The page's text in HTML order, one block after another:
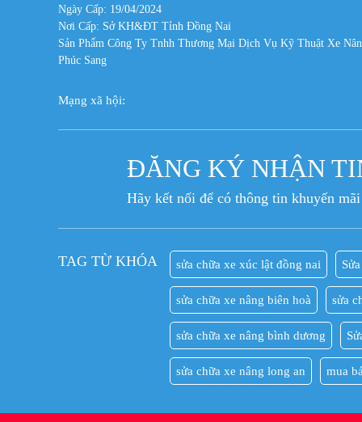
Ngày Cấp: 19/04/2024
Nơi Cấp: Sở KH&ĐT Tỉnh Đồng Nai
Sản Phẩm Công Ty Tnhh Thương Mại Dịch Vụ Kỹ Thuật Xe
Phúc Sang
Mạng xã hội:
ĐĂNG KÝ NHẬN
Hãy kết nối để có thông tin khuyến mãi
TAG TỪ KHÓA sửa chữa xe xúc lật đồng nai
sửa chữa xe nâng biên hoà sửa
sửa chữa xe nâng bình dương
sửa chữa xe nâng long an mua